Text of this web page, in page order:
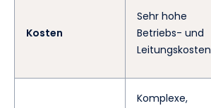
Kosten
Sehr hohe
Betriebs- und
Leitungskosten
Komplexe,